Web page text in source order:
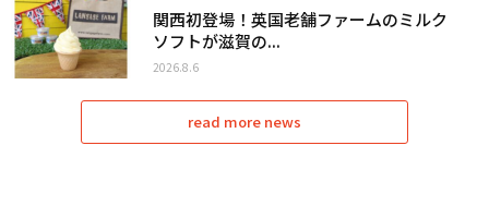
関西初登場！英国老舗ファームのミルク
ソフトが滋賀の...
2026.8.6
read more news